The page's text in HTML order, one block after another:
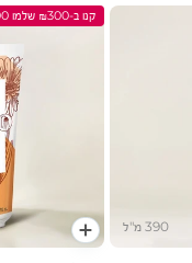
390 מ"ל
קנו ב-₪300 שלמו ₪200
הוסף לעגלה